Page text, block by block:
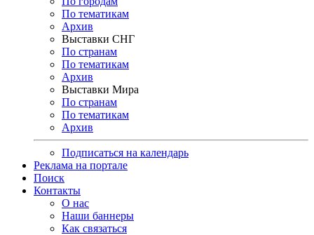
По тематикам
Архив
Выставки СНГ
По странам
По тематикам
Архив
Выставки Мира
По странам
По тематикам
Архив
Подписаться на календарь
Реклама на портале
Поиск
Контакты
О нас
Наши баннеры
Как связаться